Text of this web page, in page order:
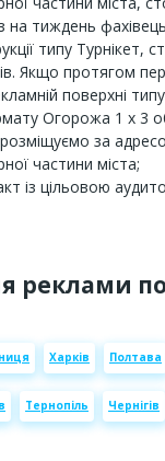
тиждень фахівець
типу Турнікет,
Якщо протягом
поверхні
Огорожа 1 х 3
за
частини міста;
із цільовою
реклами по
Харків Полтава
Тернопіль Чернігів